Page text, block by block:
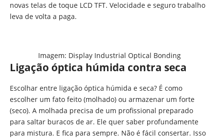
novas telas de toque LCD TFT. Velocidade e seguro trabalho
leva de volta a paga.
Imagem: Display Industrial Optical Bonding
Ligação óptica húmida contra seca
Escolhar entre ligação óptica húmida e seca? É como
escolher um fato feito (molhado) ou armazenar um forte
(seco). A molhada precisa de um profissional preparado
para saltar buracos de ar. Ele quer saber profundamente
para mistura. E fica para sempre. Não é fácil consertar. Isso